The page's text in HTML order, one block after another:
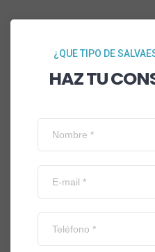
¿QUE TIPO DE
HAZ TU